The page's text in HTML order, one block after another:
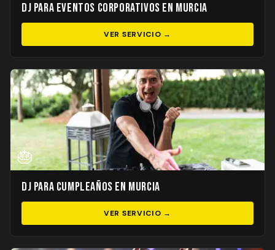
DJ para Eventos Corporativos en Murcia
VER SERVICIO →
🎂
DJ para Cumpleaños en Murcia
VER SERVICIO →